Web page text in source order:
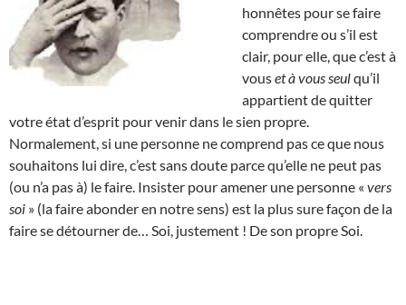
honnêtes pour se faire
comprendre ou s’il est
clair, pour elle, que c’est à
vouset à vous seulqu’il
appartient de quitter
votre état d’esprit pour venir dans le sien propre.
Normalement, si une personne ne comprend pas ce que nous
souhaitons lui dire, c’est sans doute parce qu’elle ne peut pas
(ou n’a pas à) le faire. Insister pour amener une personne « vers
soi » (la faire abonder en notre sens) est la plus sure façon de la
faire se détourner de… Soi, justement ! De son propre Soi.